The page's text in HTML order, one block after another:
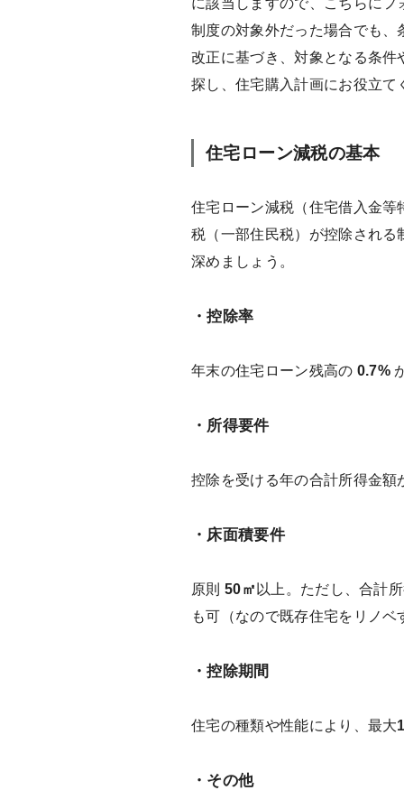
制度の対象外だった場合でも
改正に基づき、対象となる条
探し、住宅購入計画にお役立て
住宅ローン減税の基本
住宅ローン減税（住宅借入金
税（一部住民税）が控除され
深めましょう。
・控除率
年末の住宅ローン残高の 0.7%
・所得要件
控除を受ける年の合計所得金額
・床面積要件
原則 50㎡ 以上。ただし、合計
も可（なので既存住宅をリノ
・控除期間
住宅の種類や性能により、最大
・その他